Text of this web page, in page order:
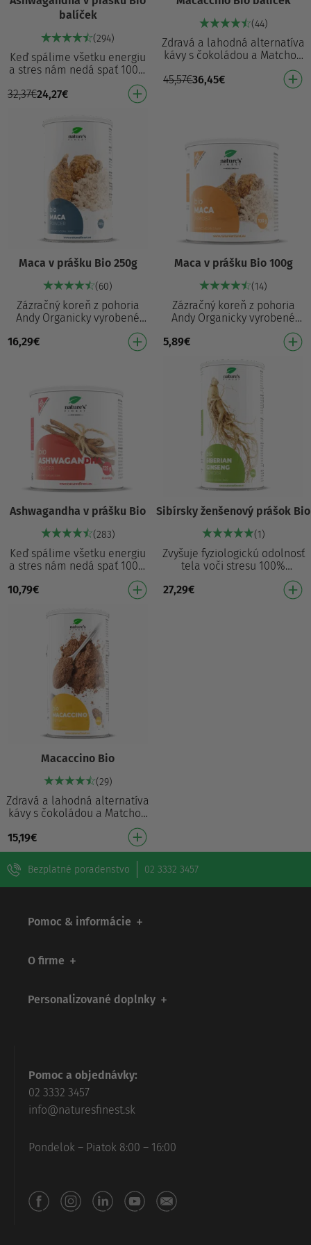
balíček
(294)
Keď spálime všetku energiu
a stres nám nedá spať 100%
Prirodzený spôsob relaxácie
32,37€24,27€
(44)
Zdravá a lahodná alternatíva
kávy s čokoládou a Matchou
100% ekologicky vyrobené
Zdravá náhrada kávy Rýchlo
45,57€36,45€
Maca v prášku Bio 250g
(60)
Zázračný koreň z pohoria
Andy Organicky vyrobené
Vrchol energetickej hladiny
Udržuje vitalitu Podporuje
16,29€
Maca v prášku Bio 100g
(14)
Zázračný koreň z pohoria
Andy Organicky vyrobené
Vrchol energetickej hladiny
Udržuje vitalitu Podporuje
5,89€
Ashwagandha v prášku Bio
(283)
Keď spálime všetku energiu
a stres nám nedá spať 100%
Prirodzený spôsob relaxácie
10,79€
Sibírsky ženšenový prášok Bio
(1)
Zvyšuje fyziologickú odolnosť
tela voči stresu 100%
ekologicky vyrobený Pomáha
zmierňovať účinky stresu
27,29€
Macaccino Bio
(29)
Zdravá a lahodná alternatíva
kávy s čokoládou a Matchou
100% ekologicky vyrobené
Zdravá náhrada kávy Rýchlo
a ľahko sa …
15,19€
Bezplatné poradenstvo 02 3332 3457
Pomoc & informácie
O firme
Personalizované doplnky
Pomoc a objednávky:
02 3332 3457
info@naturesfinest.sk
Pondelok – Piatok 8:00 – 16:00